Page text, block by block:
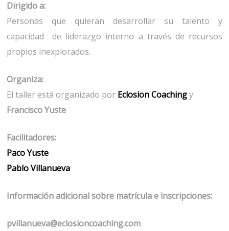
Dirigido a:
Personas que quieran desarrollar su talento y
capacidad de liderazgo interno a través de recursos
propios inexplorados.
Organiza:
El taller está organizado por Eclosion Coaching y
Francisco Yuste
Facilitadores:
Paco Yuste
Pablo Villanueva
Información adicional sobre matrícula e inscripciones:
pvillanueva@eclosioncoaching.com